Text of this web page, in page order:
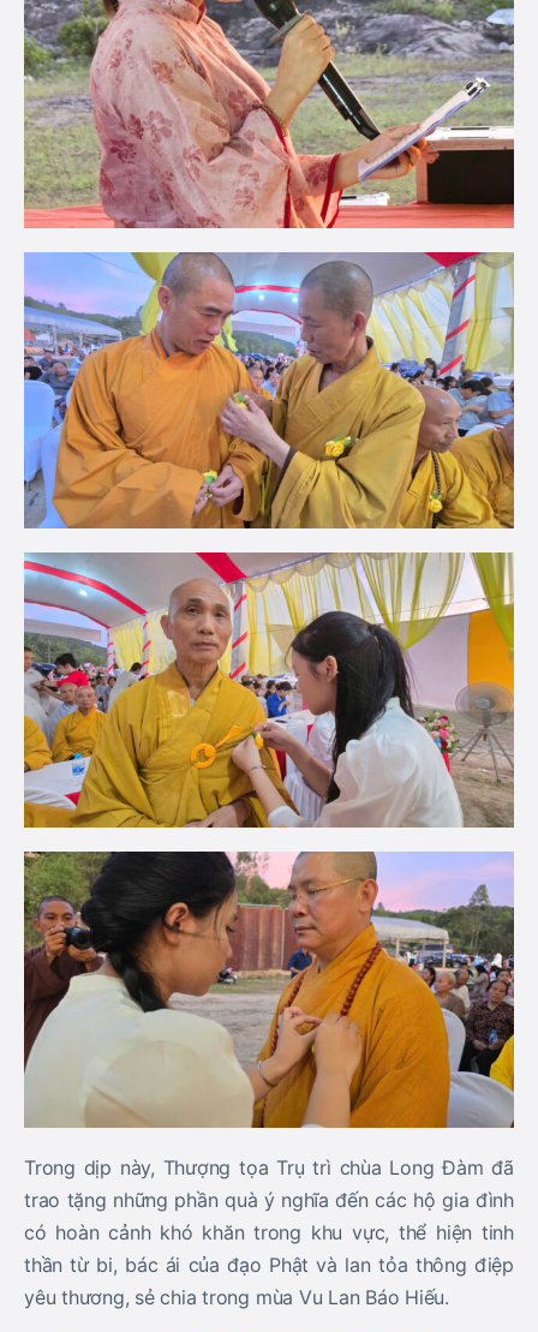
Trong dịp này, Thượng tọa Trụ trì chùa Long Đàm đã
trao tặng những phần quà ý nghĩa đến các hộ gia đình
có hoàn cảnh khó khăn trong khu vực, thể hiện tinh
thần từ bi, bác ái của đạo Phật và lan tỏa thông điệp
yêu thương, sẻ chia trong mùa Vu Lan Báo Hiếu.